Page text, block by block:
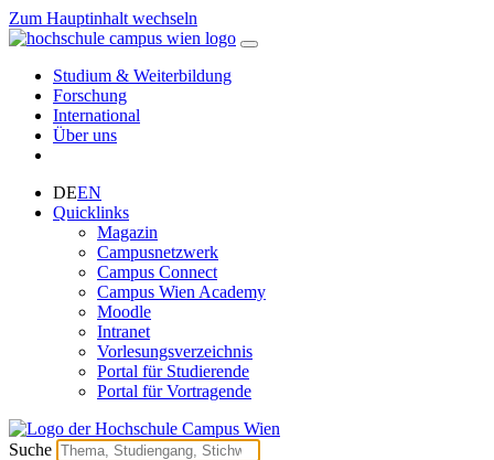
Zum Hauptinhalt wechseln
Studium & Weiterbildung
Forschung
International
Über uns
DEEN
Quicklinks
Magazin
Campusnetzwerk
Campus Connect
Campus Wien Academy
Moodle
Intranet
Vorlesungsverzeichnis
Portal für Studierende
Portal für Vortragende
Suche